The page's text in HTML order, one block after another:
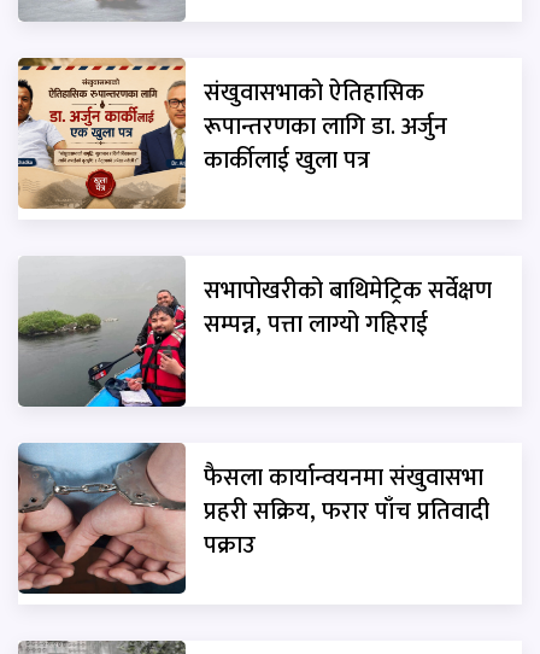
संखुवासभाको ऐतिहासिक
रूपान्तरणका लागि डा. अर्जुन
कार्कीलाई खुला पत्र
सभापोखरीको बाथिमेट्रिक सर्वेक्षण
सम्पन्न, पत्ता लाग्यो गहिराई
फैसला कार्यान्वयनमा संखुवासभा
प्रहरी सक्रिय, फरार पाँच प्रतिवादी
पक्राउ